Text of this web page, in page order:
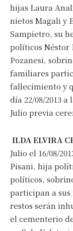
hijas Laura
nietos Magali y
Sampietro, su
políticos Néstor
Pozanesi,
familiares
fallecimiento y
día 22/08/2013
Julio previa
ILDA ELVIRA
Julio el 16/08/
Pisani, hija
políticos,
participan a sus
restos serán
el cementerio